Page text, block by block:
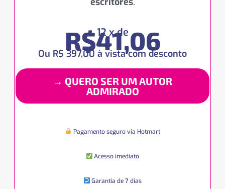
12 x de
R$41,06
Ou R$ 397,00 à vista com desconto
→ QUERO SER UM AUTOR
ADMIRADO
Pagamento seguro via Hotmart
Acesso imediato
Garantia de 7 dias